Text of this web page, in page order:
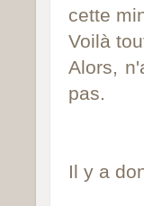
cette
Voilà
Alors,
pas.
Il y a